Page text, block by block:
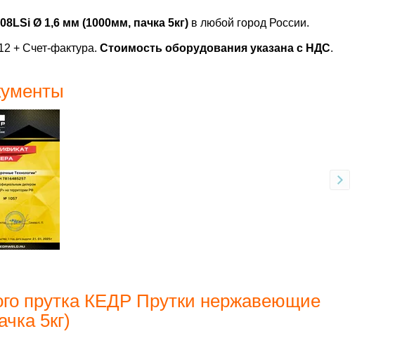
Ø 1,6 мм (1000мм, пачка 5кг) в любой город России.
+ Счет-фактура. Стоимость оборудования указана с НДС.
прутка КЕДР Прутки нержавеющие
5кг)